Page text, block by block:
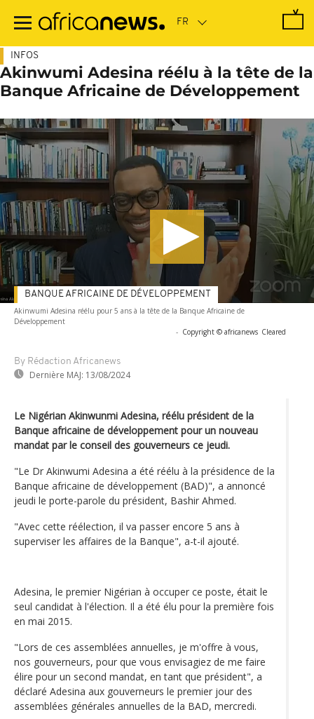
contenu
INFOS
Akinwumi Adesina réélu à la tête de la
Banque Africaine de Développement
Akinwumi Adesina réélu pour 5 ans à la tête de la Banque Africaine de
Développement
- Copyright © africanews Cleared
By Rédaction Africanews
Dernière MAJ: 13/08/2024
BANQUE AFRICAINE DE DÉVELOPPEMENT
Le Nigérian Akinwunmi Adesina, réélu président de la
Banque africaine de développement pour un nouveau
mandat par le conseil des gouverneurs ce jeudi.
"Le Dr Akinwumi Adesina a été réélu à la présidence de la
Banque africaine de développement (BAD)", a annoncé
jeudi le porte-parole du président, Bashir Ahmed.
"Avec cette réélection, il va passer encore 5 ans à
superviser les affaires de la Banque", a-t-il ajouté.
Adesina, le premier Nigérian à occuper ce poste, était le
seul candidat à l'élection. Il a été élu pour la première fois
en mai 2015.
"Lors de ces assemblées annuelles, je m'offre à vous,
nos gouverneurs, pour que vous envisagiez de me faire
élire pour un second mandat, en tant que président", a
déclaré Adesina aux gouverneurs le premier jour des
assemblées générales annuelles de la BAD, mercredi.